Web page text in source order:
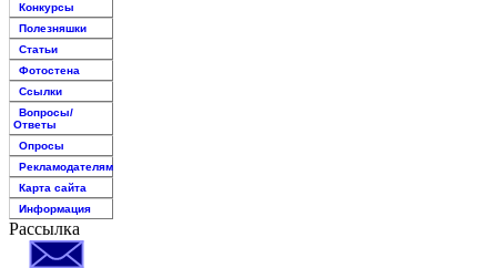
Конкурсы
Полезняшки
Статьи
Фотостена
Ссылки
Вопросы/
Ответы
Опросы
Рекламодателям
Карта сайта
Информация
Рассылка